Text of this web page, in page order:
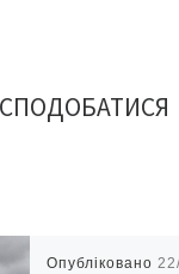
Опубліковано